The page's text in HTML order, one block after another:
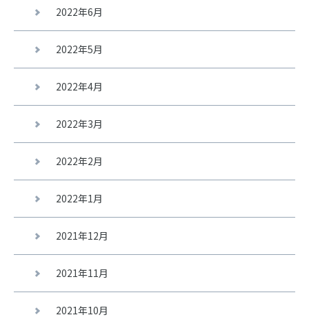
2022年6月
2022年5月
2022年4月
2022年3月
2022年2月
2022年1月
2021年12月
2021年11月
2021年10月